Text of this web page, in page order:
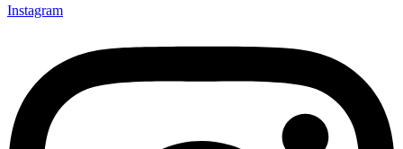
Instagram